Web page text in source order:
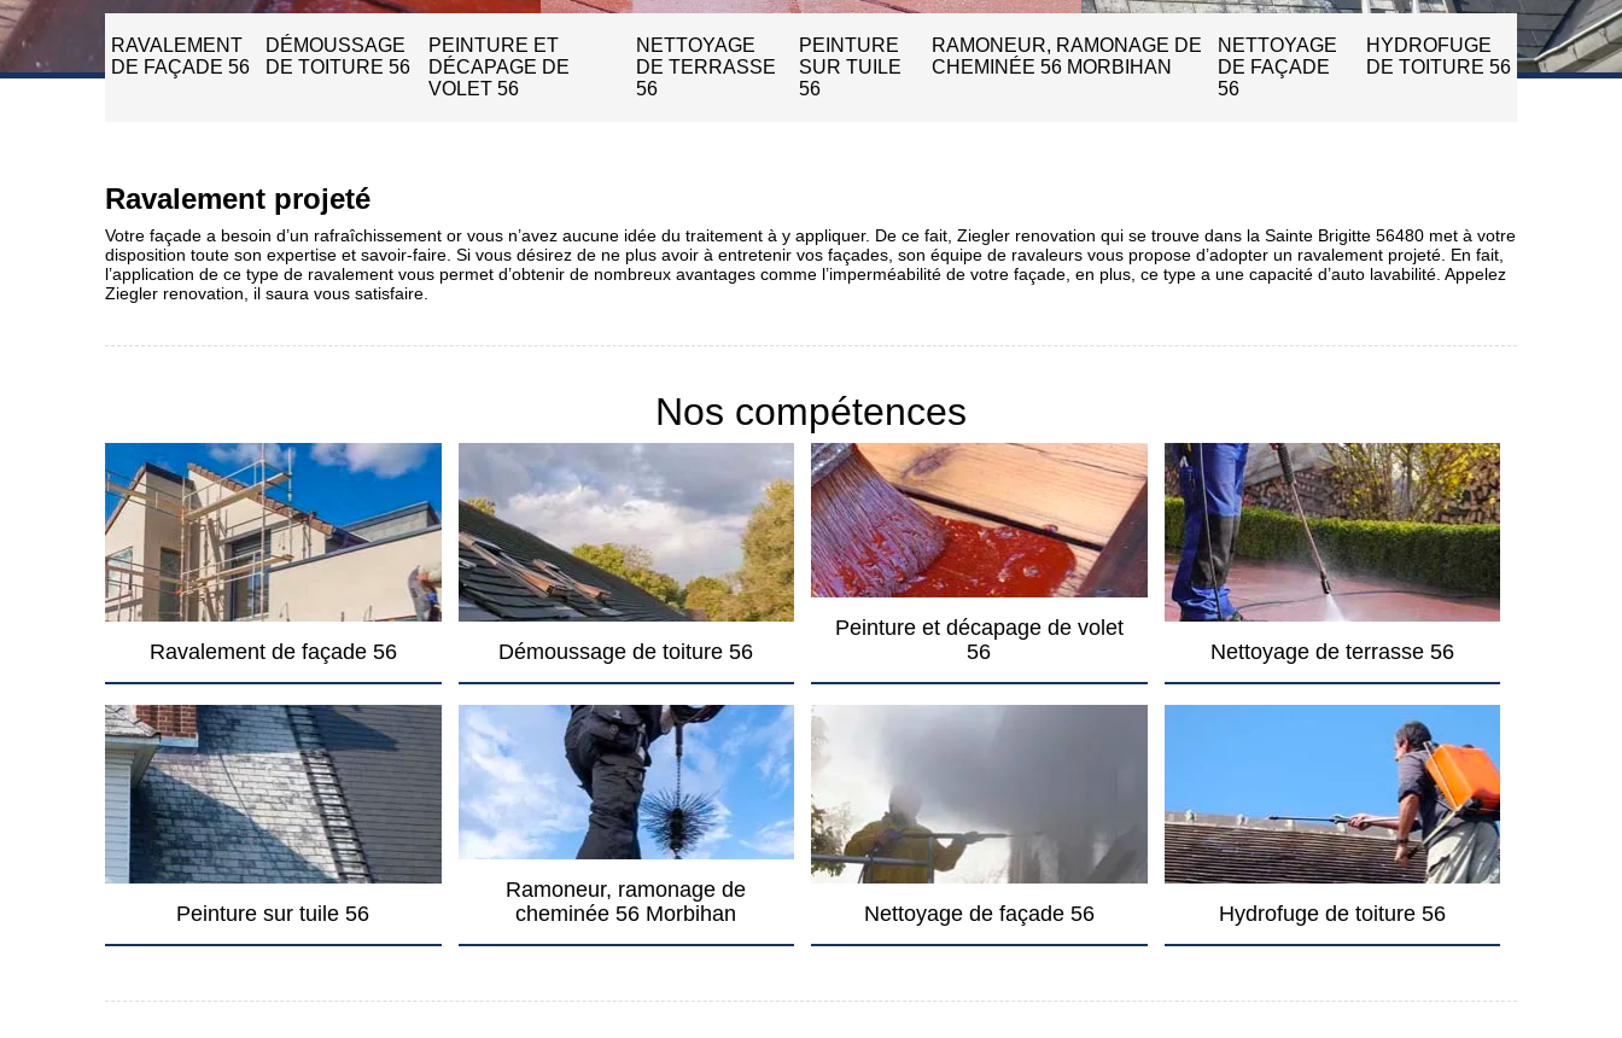
RAVALEMENT
DE FAÇADE 56
DÉMOUSSAGE
DE TOITURE 56
PEINTURE ET
DÉCAPAGE DE
VOLET 56
NETTOYAGE
DE TERRASSE
56
PEINTURE
SUR TUILE
56
RAMONEUR, RAMONAGE DE
CHEMINÉE 56 MORBIHAN
NETTOYAGE
DE FAÇADE
56
HYDROFUGE
DE TOITURE 56
Ravalement projeté
Votre façade a besoin d’un rafraîchissement or vous n’avez aucune idée du traitement à y appliquer. De ce fait, Ziegler renovation qui se trouve dans la Sainte Brigitte 56480 met à votre
disposition toute son expertise et savoir-faire. Si vous désirez de ne plus avoir à entretenir vos façades, son équipe de ravaleurs vous propose d’adopter un ravalement projeté. En fait,
l’application de ce type de ravalement vous permet d’obtenir de nombreux avantages comme l’imperméabilité de votre façade, en plus, ce type a une capacité d’auto lavabilité. Appelez
Ziegler renovation, il saura vous satisfaire.
Nos compétences
Ravalement de façade 56 Démoussage de toiture 56
Peinture et décapage de volet
56
Nettoyage de terrasse 56
Peinture sur tuile 56
Ramoneur, ramonage de
cheminée 56 Morbihan
Nettoyage de façade 56 Hydrofuge de toiture 56